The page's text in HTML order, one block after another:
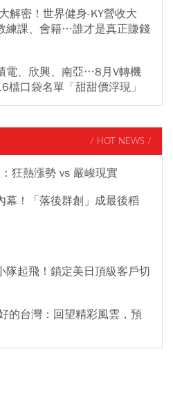
解密！世界健身-KY營收大
練課、會籍…誰才是真正賺錢
電、欣興、南亞…8月V轉機
檔口袋名單「甜甜價浮現」
/ HOT NEWS /
狂熱漲勢 vs 嚴峻現實
幕！「落後群創」成最後稻
隊起飛！鎖定美日頂級客戶切
的台灣：回望精彩風雲，預